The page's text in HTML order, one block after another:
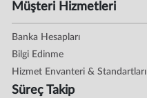
Müşteri Hizmetleri
Banka Hesapları
Bilgi Edinme
Hizmet Envanteri & Standartları
Süreç Takip